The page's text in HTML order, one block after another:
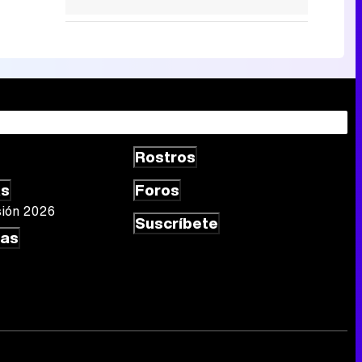
2026
Rostros
Foros
Suscríbete